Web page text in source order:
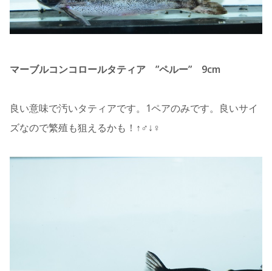
マーブルコンコロールタティア ”ペルー” 9cm
良い意味で汚いタティアです。1ペアのみです。良いサイ
ズなので繁殖も狙えるかも！↑♂↓♀